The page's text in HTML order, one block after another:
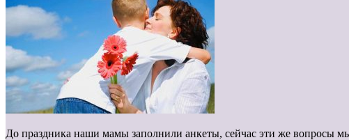
До праздника наши мамы заполнили анкеты, сейчас эти же вопросы